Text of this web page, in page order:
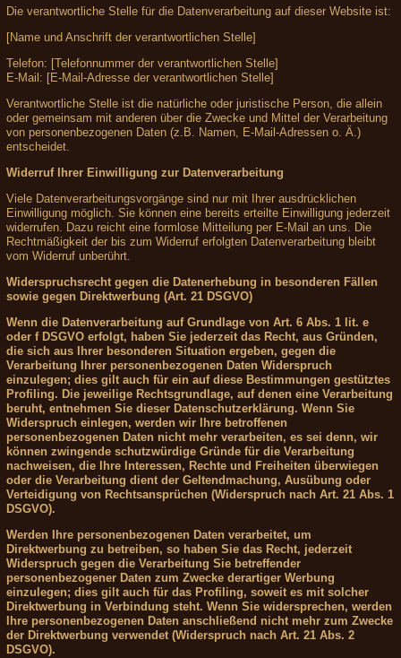
Die verantwortliche Stelle für die Datenverarbeitung auf dieser Website ist:
[Name und Anschrift der verantwortlichen Stelle]
Telefon: [Telefonnummer der verantwortlichen Stelle]
E-Mail: [E-Mail-Adresse der verantwortlichen Stelle]
Verantwortliche Stelle ist die natürliche oder juristische Person, die allein
oder gemeinsam mit anderen über die Zwecke und Mittel der Verarbeitung
von personenbezogenen Daten (z.B. Namen, E-Mail-Adressen o. Ä.)
entscheidet.
Widerruf Ihrer Einwilligung zur Datenverarbeitung
Viele Datenverarbeitungsvorgänge sind nur mit Ihrer ausdrücklichen
Einwilligung möglich. Sie können eine bereits erteilte Einwilligung jederzeit
widerrufen. Dazu reicht eine formlose Mitteilung per E-Mail an uns. Die
Rechtmäßigkeit der bis zum Widerruf erfolgten Datenverarbeitung bleibt
vom Widerruf unberührt.
Widerspruchsrecht gegen die Datenerhebung in besonderen Fällen
sowie gegen Direktwerbung (Art. 21 DSGVO)
Wenn die Datenverarbeitung auf Grundlage von Art. 6 Abs. 1 lit. e
oder f DSGVO erfolgt, haben Sie jederzeit das Recht, aus Gründen,
die sich aus Ihrer besonderen Situation ergeben, gegen die
Verarbeitung Ihrer personenbezogenen Daten Widerspruch
einzulegen; dies gilt auch für ein auf diese Bestimmungen gestütztes
Profiling. Die jeweilige Rechtsgrundlage, auf denen eine Verarbeitung
beruht, entnehmen Sie dieser Datenschutzerklärung. Wenn Sie
Widerspruch einlegen, werden wir Ihre betroffenen
personenbezogenen Daten nicht mehr verarbeiten, es sei denn, wir
können zwingende schutzwürdige Gründe für die Verarbeitung
nachweisen, die Ihre Interessen, Rechte und Freiheiten überwiegen
oder die Verarbeitung dient der Geltendmachung, Ausübung oder
Verteidigung von Rechtsansprüchen (Widerspruch nach Art. 21 Abs. 1
DSGVO).
Werden Ihre personenbezogenen Daten verarbeitet, um
Direktwerbung zu betreiben, so haben Sie das Recht, jederzeit
Widerspruch gegen die Verarbeitung Sie betreffender
personenbezogener Daten zum Zwecke derartiger Werbung
einzulegen; dies gilt auch für das Profiling, soweit es mit solcher
Direktwerbung in Verbindung steht. Wenn Sie widersprechen, werden
Ihre personenbezogenen Daten anschließend nicht mehr zum Zwecke
der Direktwerbung verwendet (Widerspruch nach Art. 21 Abs. 2
DSGVO).